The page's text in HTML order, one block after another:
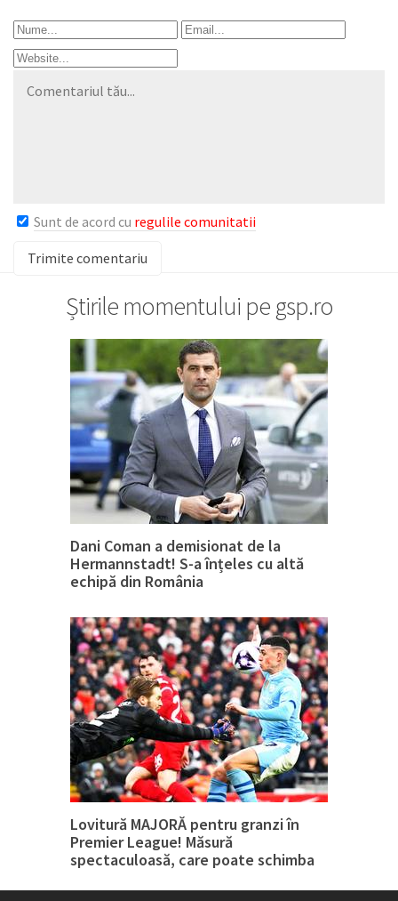
Sunt de acord cu regulile comunitatii
Știrile momentului pe gsp.ro
Dani Coman a demisionat de la
Hermannstadt! S-a înțeles cu altă
echipă din România
Lovitură MAJORĂ pentru granzi în
Premier League! Măsură
spectaculoasă, care poate schimba